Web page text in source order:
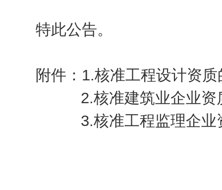
特此公告。
附件：1.核准工程设计资
2.核准建筑业企业资
3.核准工程监理企